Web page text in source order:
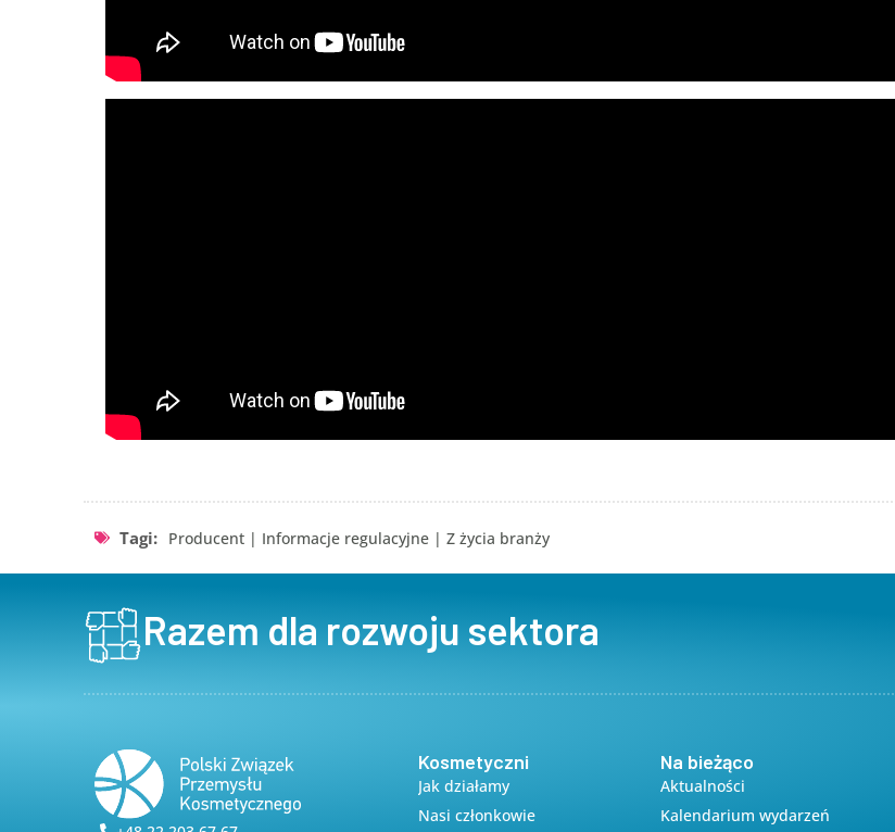
Tagi: Producent| Informacje regulacyjne| Z życia branży
Razem dla rozwoju sektora
Kosmetyczni
Jak działamy
Nasi członkowie
Na bieżąco
Aktualności
Kalendarium wydarzeń